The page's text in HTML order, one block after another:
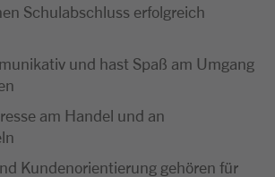
Schulabschluss erfolgreich
und hast Spaß am Umgang
am Handel und an
Kundenorientierung gehören für